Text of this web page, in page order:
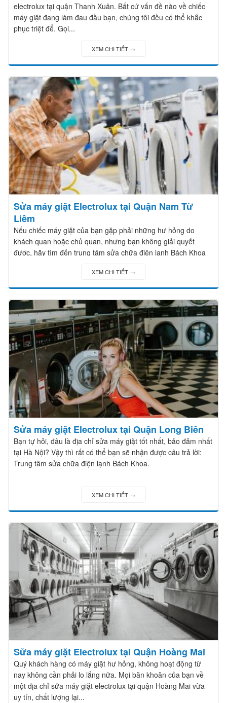
electrolux tại quận Thanh Xuân. Bất cứ vấn đề nào về chiếc
máy giặt đang làm đau đầu bạn, chúng tôi đều có thể khắc
phục triệt để. Gọi...
XEM CHI TIẾT →
Sửa máy giặt Electrolux tại Quận Nam Từ
Liêm
Nếu chiếc máy giặt của bạn gặp phải những hư hỏng do
khách quan hoặc chủ quan, nhưng bạn không giải quyết
được, hãy tìm đến trung tâm sửa chữa điện lạnh Bách Khoa
XEM CHI TIẾT →
Sửa máy giặt Electrolux tại Quận Long Biên
Bạn tự hỏi, đâu là địa chỉ sửa máy giặt tốt nhất, bảo đảm nhất
tại Hà Nội? Vậy thì rất có thể bạn sẽ nhận được câu trả lời:
Trung tâm sửa chữa điện lạnh Bách Khoa.
XEM CHI TIẾT →
Sửa máy giặt Electrolux tại Quận Hoàng Mai
Quý khách hàng có máy giặt hư hỏng, không hoạt động từ
nay không cần phải lo lắng nữa. Mọi băn khoăn của bạn về
một địa chỉ sửa máy giặt electrolux tại quận Hoàng Mai vừa
uy tín, chất lượng lại...